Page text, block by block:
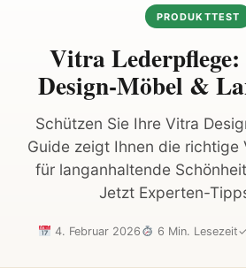
PRODUKTTEST
Vitra
Design-Möbel &
Schützen Sie Ihre Vitra
Guide zeigt Ihnen die
für langanhaltende
Jetzt Experten-
4. Februar 2026 6 Min. Lesezeit✓